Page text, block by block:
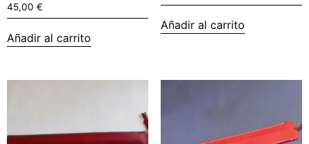
45,00 €
Añadir al carrito
Añadir al carrito